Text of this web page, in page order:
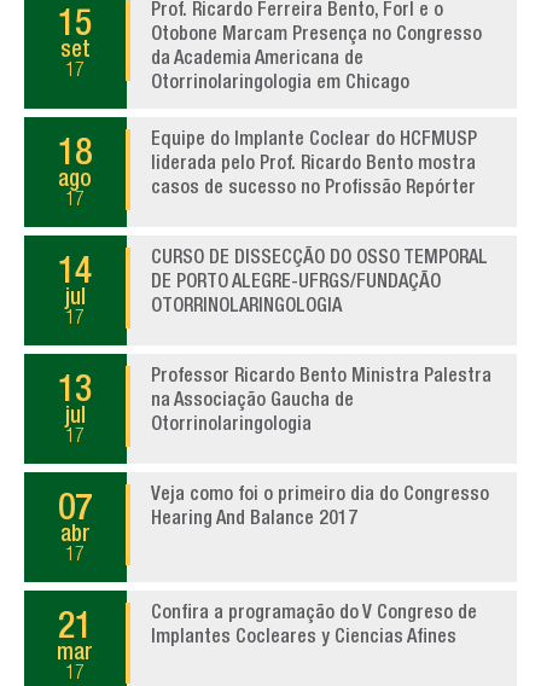
15
set
17
Prof. Ricardo Ferreira Bento, Forl e o
Otobone Marcam Presença no Congresso
da Academia Americana de
Otorrinolaringologia em Chicago
18
ago
17
Equipe do Implante Coclear do HCFMUSP
liderada pelo Prof. Ricardo Bento mostra
casos de sucesso no Profissão Repórter
14
jul
17
CURSO DE DISSECÇÃO DO OSSO TEMPORAL
DE PORTO ALEGRE-UFRGS/FUNDAÇÃO
OTORRINOLARINGOLOGIA
13
jul
17
Professor Ricardo Bento Ministra Palestra
na Associação Gaucha de
Otorrinolaringologia
07
abr
17
Veja como foi o primeiro dia do Congresso
Hearing And Balance 2017
21
mar
17
Confira a programação do V Congreso de
Implantes Cocleares y Ciencias Afines